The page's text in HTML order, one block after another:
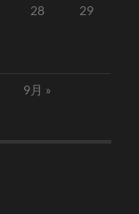
28 29
9月 »